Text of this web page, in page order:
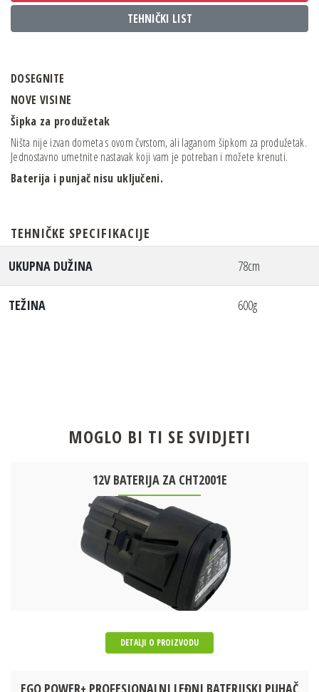
TEHNIČKI LIST
DOSEGNITE
NOVE VISINE
Šipka za produžetak
Ništa nije izvan dometa s ovom čvrstom, ali laganom šipkom za produžetak.
Jednostavno umetnite nastavak koji vam je potreban i možete krenuti.
Baterija i punjač nisu uključeni.
TEHNIČKE SPECIFIKACIJE
UKUPNA DUŽINA
78cm
TEŽINA 600g
MOGLO BI TI SE SVIDJETI
12V BATERIJA ZA CHT2001E
DETALJI O PROIZVODU
EGO POWER+ PROFESIONALNI LEĐNI BATERIJSKI PUHAČ